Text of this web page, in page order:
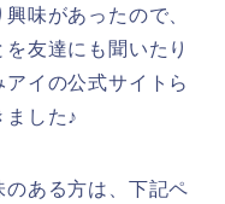
味があったので、
友達にも聞いたり
イの公式サイトら
ました♪
ある方は、下記ペ